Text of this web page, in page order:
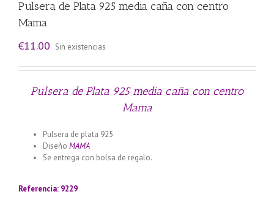
Pulsera de Plata 925 media caña con centro
Mama
€11.00 Sin existencias
Pulsera de Plata 925 media caña con centro
Mama
Pulsera de plata 925
Diseño MAMA
Se entrega con bolsa de regalo.
Referencia: 9229